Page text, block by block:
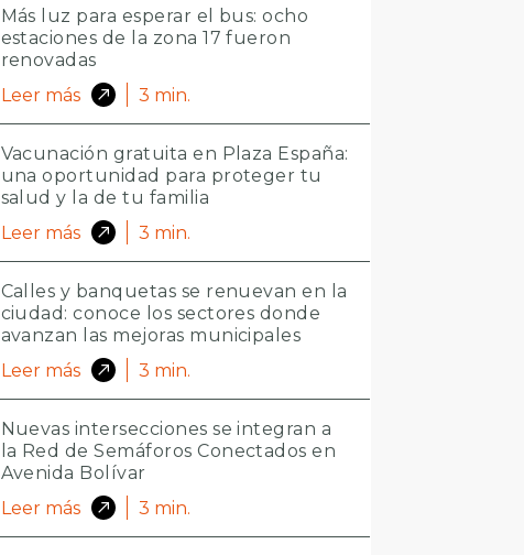
Más luz para esperar el bus: ocho
estaciones de la zona 17 fueron
renovadas
Leer más
3 min.
Vacunación gratuita en Plaza España:
una oportunidad para proteger tu
salud y la de tu familia
Leer más
3 min.
Calles y banquetas se renuevan en la
ciudad: conoce los sectores donde
avanzan las mejoras municipales
Leer más
3 min.
Nuevas intersecciones se integran a
la Red de Semáforos Conectados en
Avenida Bolívar
Leer más
3 min.